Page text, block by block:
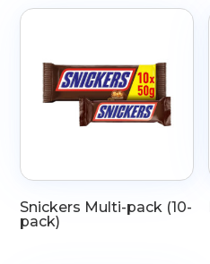
Snickers Multi-pack (10-
pack)